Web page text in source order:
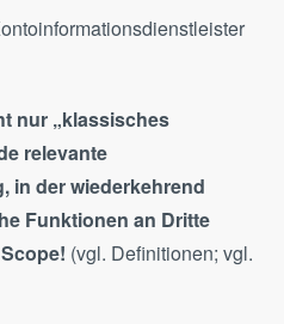
nur „klassisches
relevante
in der wiederkehrend
Funktionen an Dritte
(vgl. Definitionen; vgl.